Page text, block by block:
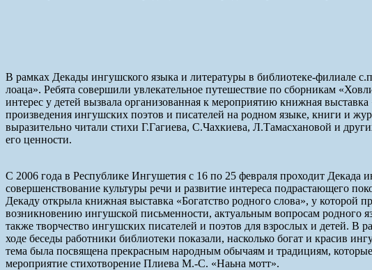
В рамках Декады ингушского языка и литературы в библиотеке-филиале
лоаца». Ребята совершили увлекательное путешествие по сборникам
интерес у детей вызвала организованная к мероприятию книжная
произведения ингушских поэтов и писателей на родном языке, книги и
выразительно читали стихи Г.Гагиева, С.Чахкиева, Л.Тамасхановой и
его ценности.
С 2006 года в Республике Ингушетия с 16 по 25 февраля проходит Декада
совершенствование культуры речи и развитие интереса подрастающего
Декаду открыла книжная выставка «Богатство родного слова», у которой
возникновению ингушской письменности, актуальным вопросам родного
также творчество ингушских писателей и поэтов для взрослых и детей.
ходе беседы работники библиотеки показали, насколько богат и красив
тема была посвящена прекрасным народным обычаям и традициям,
мероприятие стихотворение Плиева М.-С. «Наьна мотт».